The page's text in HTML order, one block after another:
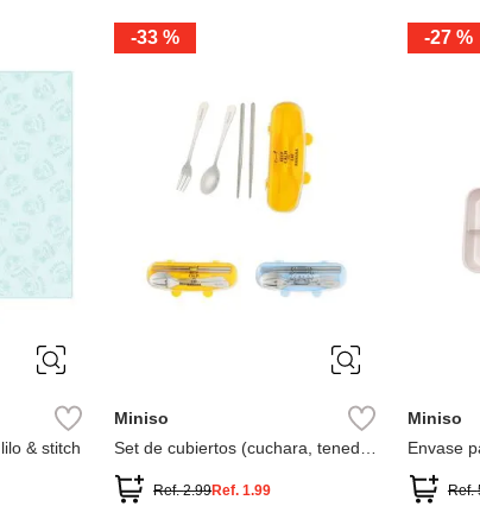
& stitch
-33 %
Miniso
Set de cubiertos (cuchara, tenedor
Ref.2.99Ref.1.99
-27 %
Miniso
Envase
Ref.